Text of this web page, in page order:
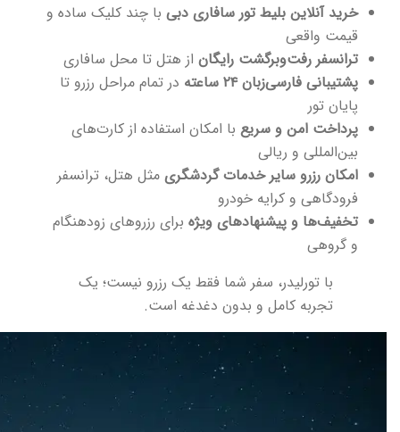
خرید آنلاین بلیط تور سافاری دبی با چند کلیک ساده و
قیمت واقعی
ترانسفر رفت‌وبرگشت رایگان از هتل تا محل سافاری
پشتیبانی فارسی‌زبان ۲۴ ساعته
در تمام مراحل رزرو تا
پایان تور
پرداخت امن و سریع با امکان استفاده از کارت‌های
بین‌المللی و ریالی
امکان رزرو سایر خدمات گردشگری مثل هتل، ترانسفر
فرودگاهی و کرایه خودرو
تخفیف‌ها و پیشنهادهای ویژه برای رزروهای زودهنگام
و گروهی
با تورلیدر، سفر شما فقط یک رزرو نیست؛ یک
تجربه کامل و بدون دغدغه است.